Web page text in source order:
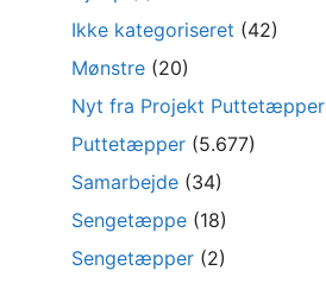
Ikke kategoriseret (42)
Mønstre (20)
Nyt fra Projekt Puttetæpper
Puttetæpper (5.677)
Samarbejde (34)
Sengetæppe (18)
Sengetæpper (2)